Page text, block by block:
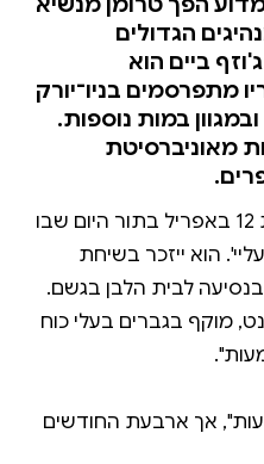
הגדולים
ביים הוא
מתפרסמים בניו־יורק
במות נוספות.
מאוניברסיטת
"בעתיד יזכור הארי טרומן את 12 באפריל בתור היום שבו
הוא ייזכר בשיחת
לבית הלבן בגשם.
מוקף בגברים בעלי כוח
אך ארבעת החודשים
יותר מכל תקופה